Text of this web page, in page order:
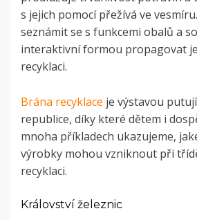
s jejich pomocí přežívá ve
seznámit se s funkcemi obalů a
interaktivní formou propagovat
recyklaci.
Brána recyklace je výstavou
republice, díky které dětem i
mnoha příkladech ukazujeme,
výrobky mohou vzniknout při
recyklaci.
Království železnic